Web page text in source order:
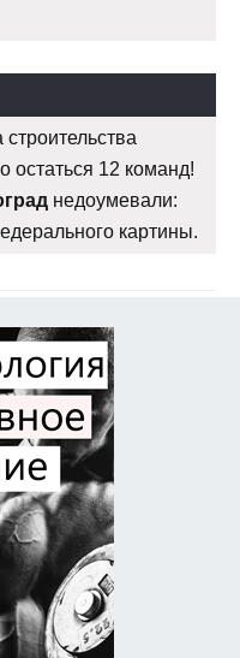
остаться 12 команд!
недоумевали:
картины.